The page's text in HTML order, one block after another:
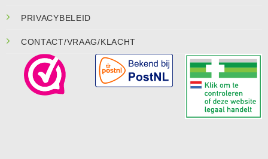
PRIVACYBELEID
CONTACT/VRAAG/KLACHT